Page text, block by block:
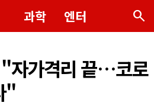
과학 엔터 search
자가격리 끝…코로
"